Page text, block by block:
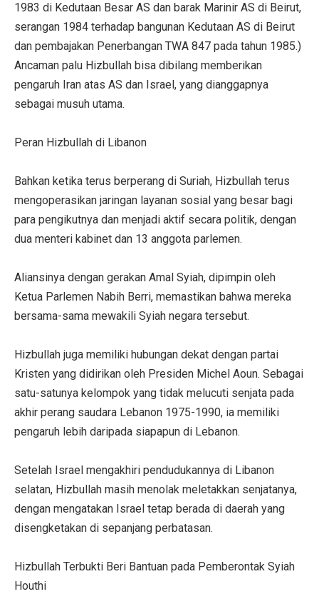
1983 di Kedutaan Besar AS dan barak Marinir AS di Beirut,
serangan 1984 terhadap bangunan Kedutaan AS di Beirut
dan pembajakan Penerbangan TWA 847 pada tahun 1985.)
Ancaman palu Hizbullah bisa dibilang memberikan
pengaruh Iran atas AS dan Israel, yang dianggapnya
sebagai musuh utama.
Peran Hizbullah di Libanon
Bahkan ketika terus berperang di Suriah, Hizbullah terus
mengoperasikan jaringan layanan sosial yang besar bagi
para pengikutnya dan menjadi aktif secara politik, dengan
dua menteri kabinet dan 13 anggota parlemen.
Aliansinya dengan gerakan Amal Syiah, dipimpin oleh
Ketua Parlemen Nabih Berri, memastikan bahwa mereka
bersama-sama mewakili Syiah negara tersebut.
Hizbullah juga memiliki hubungan dekat dengan partai
Kristen yang didirikan oleh Presiden Michel Aoun. Sebagai
satu-satunya kelompok yang tidak melucuti senjata pada
akhir perang saudara Lebanon 1975-1990, ia memiliki
pengaruh lebih daripada siapapun di Lebanon.
Setelah Israel mengakhiri pendudukannya di Libanon
selatan, Hizbullah masih menolak meletakkan senjatanya,
dengan mengatakan Israel tetap berada di daerah yang
disengketakan di sepanjang perbatasan.
Hizbullah Terbukti Beri Bantuan pada Pemberontak Syiah
Houthi